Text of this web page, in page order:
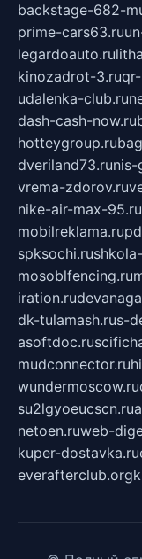
backstage-682-
prime-cars63.ru
legardoauto.ru
kinozadrot-3.ru
udalenka-club.ru
dash-cash-now.ru
hotteygroup.ru
dveriland73.runis-
vrema-zdorov.ru
nike-air-max-95.ru
mobilreklama.ru
spksochi.ru
mosoblfencing.ru
iration.ru
dk-tulamash.rus-
asoftdoc.ru
mudconnector.ru
wundermoscow.ru
su2lgyoeucscn.ru
netoen.ruweb-
kuper-dostavka.ru
everafterclub.org